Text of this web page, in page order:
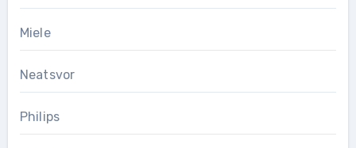
Miele
Neatsvor
Philips